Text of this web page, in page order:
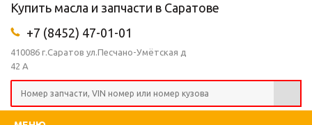
Купить масла и запчасти в Саратове
410086 г.Саратов ул.Песчано-Умётская д
42 А
+7 (8452) 47-01-01